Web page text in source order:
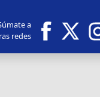
a
redes